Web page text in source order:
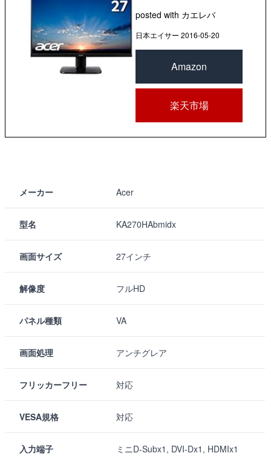
posted with カエレバ
日本エイサー 2016-05-20
Amazon
楽天市場
メーカー Acer
型名 KA270HAbmidx
画面サイズ 27インチ
解像度 フルHD
パネル種類 VA
画面処理 アンチグレア
フリッカーフリー 対応
VESA規格 対応
入力端子 ミニD-Subx1, DVI-Dx1, HDMIx1